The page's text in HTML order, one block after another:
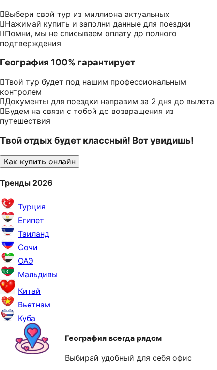
Выбери свой тур из миллиона актуальных
Нажимай купить и заполни данные для поездки
Помни, мы не списываем оплату до полного
подтверждения
География 100% гарантирует
Твой тур будет под нашим профессиональным
контролем
Документы для поездки направим за 2 дня до вылета
Будем на связи с тобой до возвращения из
путешествия
Твой отдых будет классный! Вот увидишь!
Как купить онлайн
Тренды 2026
Турция
Египет
Таиланд
Сочи
ОАЭ
Мальдивы
Китай
Вьетнам
Куба
География всегда рядом
Выбирай удобный для себя офис